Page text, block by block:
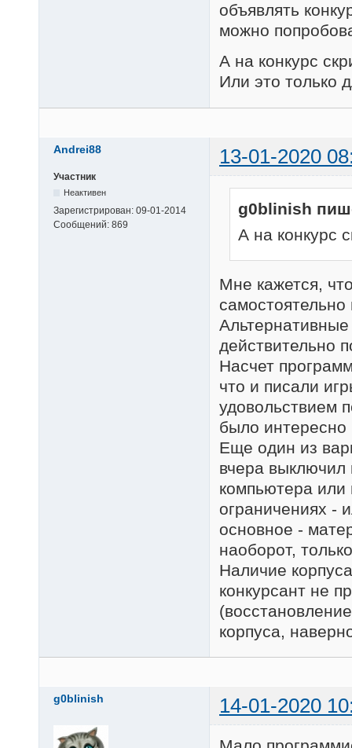
объявлять
можно
А на конкурс
Или это только
Andrei88 13-01-2020
Участник
Неактивен
Зарегистрирован: 09-01-2014
Сообщений: 869
g0blinish
А на конкурс
Мне кажется,
действительно
Насчет
что и писали
удовольствием
было интересно
Еще один из
вчера выключил
компьютера или
ограничениях -
основное -
наоборот,
Наличие
конкурсант не
корпуса,
g0blinish 14-01-2020